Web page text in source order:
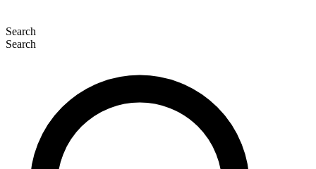
Search
Search